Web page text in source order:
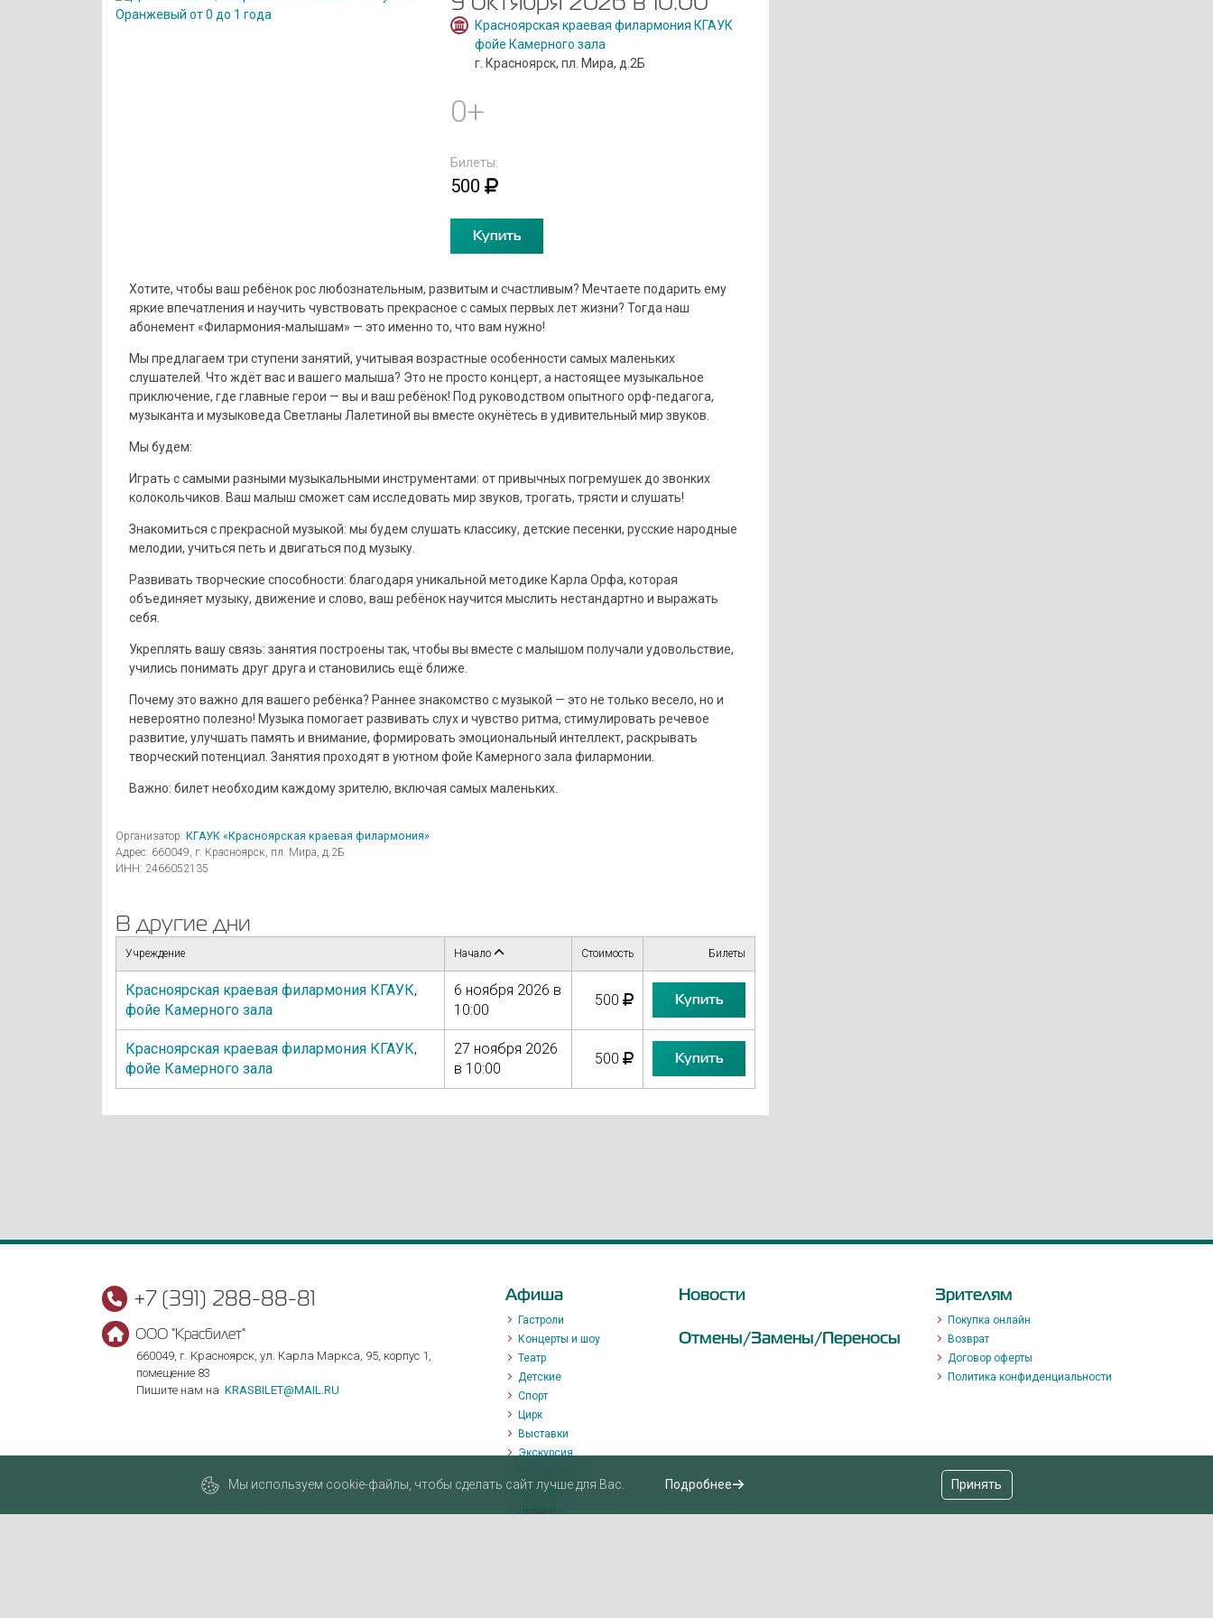
Красноярская краевая филармония КГАУК
фойе Камерного зала
г. Красноярск, пл. Мира, д.2Б
0+
Билеты:
500
Купить
Хотите, чтобы ваш ребёнок рос любознательным, развитым и счастливым? Мечтаете подарить ему
яркие впечатления и научить чувствовать прекрасное с самых первых лет жизни? Тогда наш
абонемент «Филармония-малышам» — это именно то, что вам нужно!
Мы предлагаем три ступени занятий, учитывая возрастные особенности самых маленьких
слушателей. Что ждёт вас и вашего малыша? Это не просто концерт, а настоящее музыкальное
приключение, где главные герои — вы и ваш ребёнок! Под руководством опытного орф-педагога,
музыканта и музыковеда Светланы Лалетиной вы вместе окунётесь в удивительный мир звуков.
Мы будем:
Играть с самыми разными музыкальными инструментами: от привычных погремушек до звонких
колокольчиков. Ваш малыш сможет сам исследовать мир звуков, трогать, трясти и слушать!
Знакомиться с прекрасной музыкой: мы будем слушать классику, детские песенки, русские народные
мелодии, учиться петь и двигаться под музыку.
Развивать творческие способности: благодаря уникальной методике Карла Орфа, которая
объединяет музыку, движение и слово, ваш ребёнок научится мыслить нестандартно и выражать
себя.
Укреплять вашу связь: занятия построены так, чтобы вы вместе с малышом получали удовольствие,
учились понимать друг друга и становились ещё ближе.
Почему это важно для вашего ребёнка? Раннее знакомство с музыкой — это не только весело, но и
невероятно полезно! Музыка помогает развивать слух и чувство ритма, стимулировать речевое
развитие, улучшать память и внимание, формировать эмоциональный интеллект, раскрывать
творческий потенциал. Занятия проходят в уютном фойе Камерного зала филармонии.
Важно: билет необходим каждому зрителю, включая самых маленьких.
Организатор: КГАУК «Красноярская краевая филармония»
Адрес: 660049, г. Красноярск, пл. Мира, д.2Б
ИНН: 2466052135
В другие дни
Учреждение Начало Стоимость Билеты
Красноярская краевая филармония КГАУК,
фойе Камерного зала
6 ноября 2026 в
10:00
500 Купить
Красноярская краевая филармония КГАУК,
фойе Камерного зала
27 ноября 2026
в 10:00
500 Купить
+7 (391) 288-88-81
ООО "Красбилет"
660049, г. Красноярск, ул. Карла Маркса, 95, корпус 1,
помещение 83
Пишите нам на KRASBILET@MAIL.RU
Афиша
Гастроли
Концерты и шоу
Театр
Детские
Спорт
Цирк
Выставки
Экскурсия
Променад
Новости
Отмены/Замены/Переносы
Зрителям
Покупка онлайн
Возврат
Договор оферты
Политика конфиденциальности
Мы используем cookie-файлы, чтобы сделать сайт лучше для Вас. Подробнее Принять